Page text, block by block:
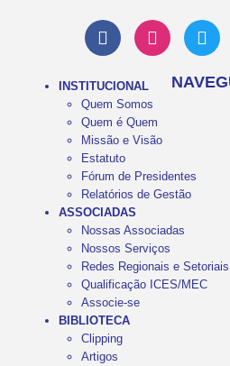
INSTITUCIONAL
Quem Somos
Quem é Quem
Missão e Visão
Estatuto
Fórum de Presidentes
Relatórios de Gestão
ASSOCIADAS
Nossas Associadas
Nossos Serviços
Redes Regionais e Setoriais
Qualificação ICES/MEC
Associe-se
BIBLIOTECA
Clipping
Artigos